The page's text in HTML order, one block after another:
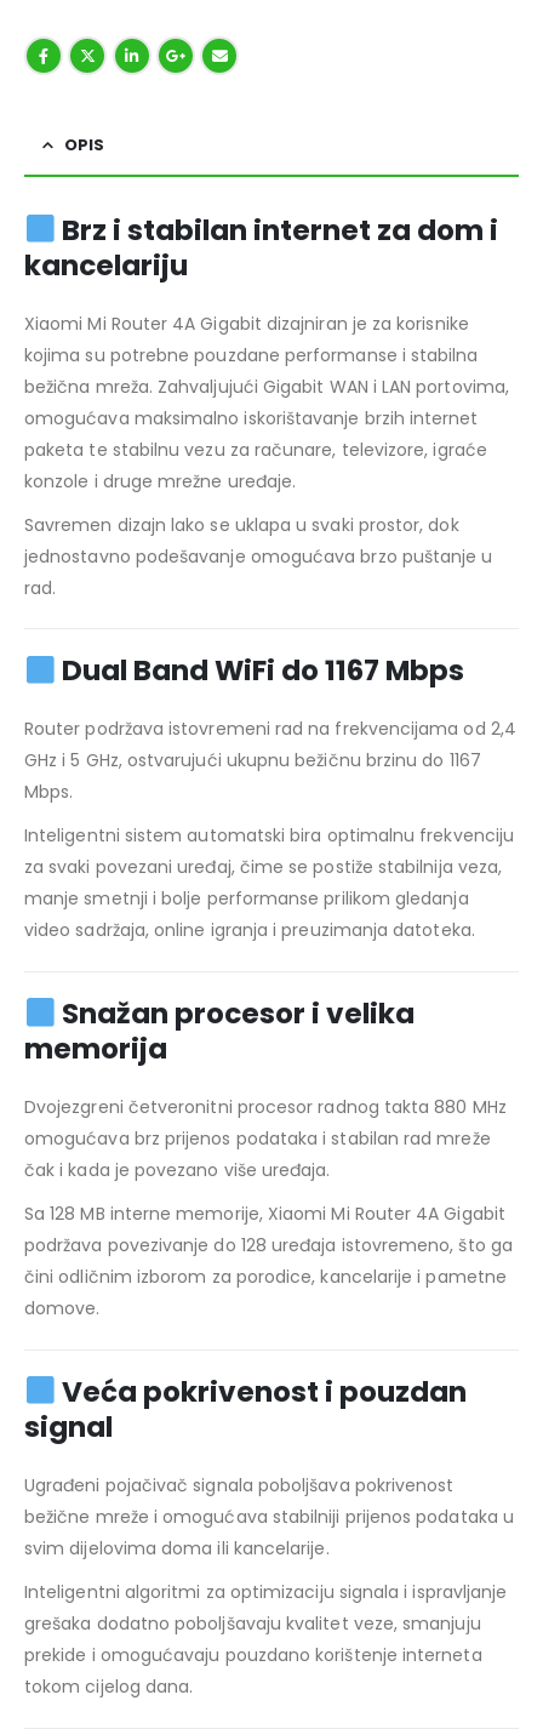
OPIS
Brz i stabilan internet za dom i
kancelariju
Xiaomi Mi Router 4A Gigabit dizajniran je za korisnike
kojima su potrebne pouzdane performanse i stabilna
bežična mreža. Zahvaljujući Gigabit WAN i LAN portovima,
omogućava maksimalno iskorištavanje brzih internet
paketa te stabilnu vezu za računare, televizore, igraće
konzole i druge mrežne uređaje.
Savremen dizajn lako se uklapa u svaki prostor, dok
jednostavno podešavanje omogućava brzo puštanje u
rad.
Dual Band WiFi do 1167 Mbps
Router podržava istovremeni rad na frekvencijama od 2,4
GHz i 5 GHz, ostvarujući ukupnu bežičnu brzinu do 1167
Mbps.
Inteligentni sistem automatski bira optimalnu frekvenciju
za svaki povezani uređaj, čime se postiže stabilnija veza,
manje smetnji i bolje performanse prilikom gledanja
video sadržaja, online igranja i preuzimanja datoteka.
Snažan procesor i velika
memorija
Dvojezgreni četveronitni procesor radnog takta 880 MHz
omogućava brz prijenos podataka i stabilan rad mreže
čak i kada je povezano više uređaja.
Sa 128 MB interne memorije, Xiaomi Mi Router 4A Gigabit
podržava povezivanje do 128 uređaja istovremeno, što ga
čini odličnim izborom za porodice, kancelarije i pametne
domove.
Veća pokrivenost i pouzdan
signal
Ugrađeni pojačivač signala poboljšava pokrivenost
bežične mreže i omogućava stabilniji prijenos podataka u
svim dijelovima doma ili kancelarije.
Inteligentni algoritmi za optimizaciju signala i ispravljanje
grešaka dodatno poboljšavaju kvalitet veze, smanjuju
prekide i omogućavaju pouzdano korištenje interneta
tokom cijelog dana.